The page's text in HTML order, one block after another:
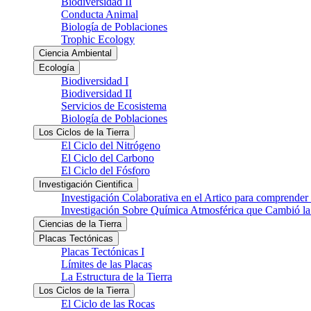
Conducta Animal
Biología de Poblaciones
Trophic Ecology
Ciencia Ambiental
Ecología
Biodiversidad I
Biodiversidad II
Servicios de Ecosistema
Biología de Poblaciones
Los Ciclos de la Tierra
El Ciclo del Nitrógeno
El Ciclo del Carbono
El Ciclo del Fósforo
Investigación Cientifica
Investigación Colaborativa en el Artico para
Investigación Sobre Química Atmosférica que Cambió
Ciencias de la Tierra
Placas Tectónicas
Placas Tectónicas I
Límites de las Placas
La Estructura de la Tierra
Los Ciclos de la Tierra
El Ciclo de las Rocas